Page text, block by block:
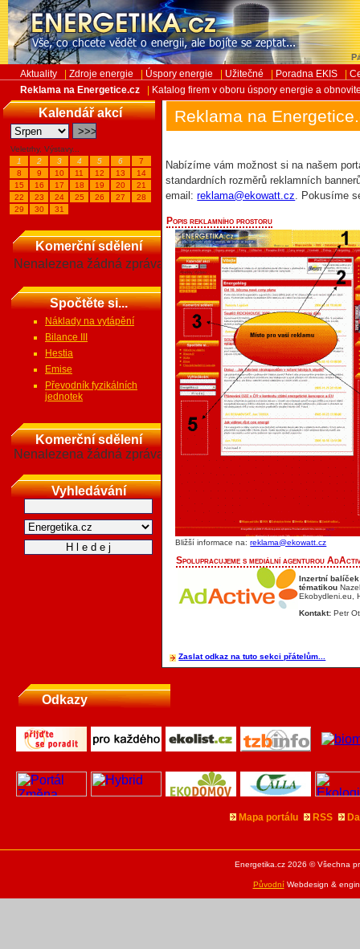
Aktuality Zdroje energie Úspory energie Užitečné Poradna EKIS
Reklama na Energetice.cz
Katalog firem v oboru úspory energie a
Kalendář akcí
Veletrhy, Výstavy...
1
2 3 4 5 6
7
8
9 10 11 12 13
14
15
16 17 18 19 20
21
22
23 24 25 26 27
28
29
30 31
Komerční sdělení
Nenalezena žádná zpráva
Spočtěte si...
Náklady na vytápění
Bilance III
Hestia
Emise
Převodník fyzikálních
jednotek
Komerční sdělení
Nenalezena žádná zpráva
Vyhledávání
Reklama na
Nabízíme vám možnost si na našem
standardních rozměrů reklamních
email:reklama@ekowatt.cz. Pokusíme
Popis reklamního prostoru
Bližší informace na:reklama@ekowatt.cz
Spolupracujeme s mediální agenturou
Inzertní
tématikou
Ekobydleni.eu,
Kontakt: Petr
Zaslat odkaz na tuto sekci přátelům...
Odkazy
Mapa portálu RSS
Energetika.cz 2026 © Všechna
PůvodníWebdesign &